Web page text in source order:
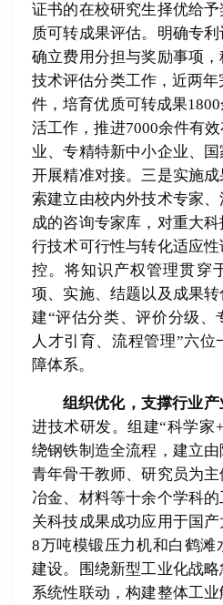
证书的在校研究生择优给
质可转成果评估。明确专
确立费用分担与奖励事项
技术评估分类工作，近两
件，培育优质可转成果
活工作，推进7000余件有
业、专精特新中小企业、
开展精准对接。三是实施
索建立由校内外技术专家
成的咨询专家库，对重大
行技术可行性与转化适应
控。将知识产权管理贯穿
项、实施、结题以及成果
建“评估分类、评价分级、
人才引育、流程管理”六
障体系。
组织优化，支撑行业产
进技术研发。组建“科学家
绕钢铁制造全流程，建立由
青年骨干教师、研究员为主
冶金、材料等十余个学科
关科技成果成功应用于国产
8万吨模锻压力机和白鹤滩
建设。围绕新型工业化战
系统性联动，构建整体工